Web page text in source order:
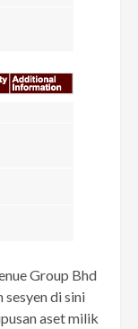
Group Bhd
di sini
aset milik